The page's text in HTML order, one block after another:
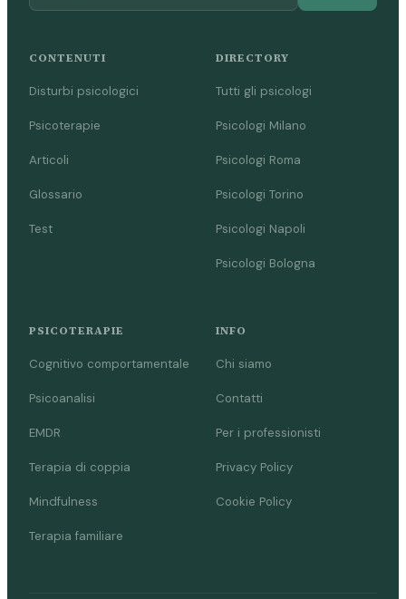
CONTENUTI
Disturbi psicologici
Psicoterapie
Articoli
Glossario
Test
DIRECTORY
Tutti gli psicologi
Psicologi Milano
Psicologi Roma
Psicologi Torino
Psicologi Napoli
Psicologi Bologna
PSICOTERAPIE
Cognitivo comportamentale
Psicoanalisi
EMDR
Terapia di coppia
Mindfulness
Terapia familiare
INFO
Chi siamo
Contatti
Per i professionisti
Privacy Policy
Cookie Policy